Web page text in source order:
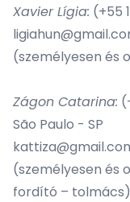
Xavier Lígia: (+55
(személyesen és
Zágon Catarina:
São Paulo - SP
(személyesen és
fordító – tolmács)